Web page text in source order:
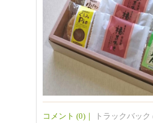
コメント (0) ｜ トラックバック